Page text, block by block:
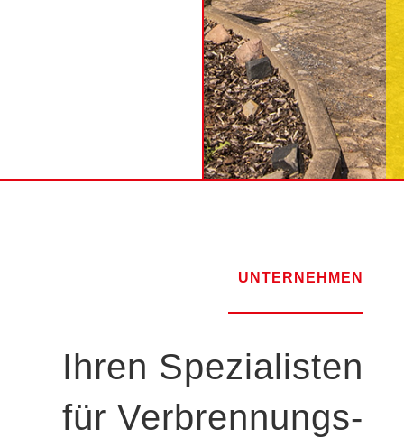
UNTERNEHMEN
Ihren Spezialisten
für Verbrennungs-